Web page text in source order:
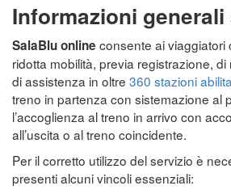
Informazioni
SalaBlu online consente ai viaggiatori
ridotta mobilità, previa registrazione,
di assistenza in oltre 360 stazioni
treno in partenza con sistemazione al
l’accoglienza al treno in arrivo con
all’uscita o al treno coincidente.
Per il corretto utilizzo del servizio è
presenti alcuni vincoli essenziali: